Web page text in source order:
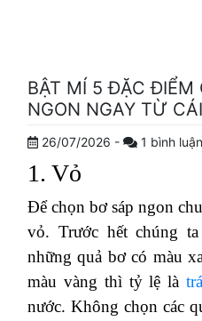
BẬT MÍ 5 ĐẶC ĐIỂM
NGON NGAY TỪ
26/07/2026 - 1 bình luận
1. Vỏ
Để chọn bơ sáp ngon
vỏ. Trước hết chúng
những quả bơ có màu
màu vàng thì tỷ lệ là
nước. Không chọn các